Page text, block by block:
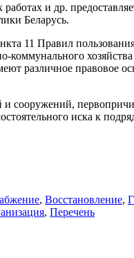
и др.
Беларусь.
11 Правил
различное правовое
сооружений,
иска к
, Восстановление,
, Перечень